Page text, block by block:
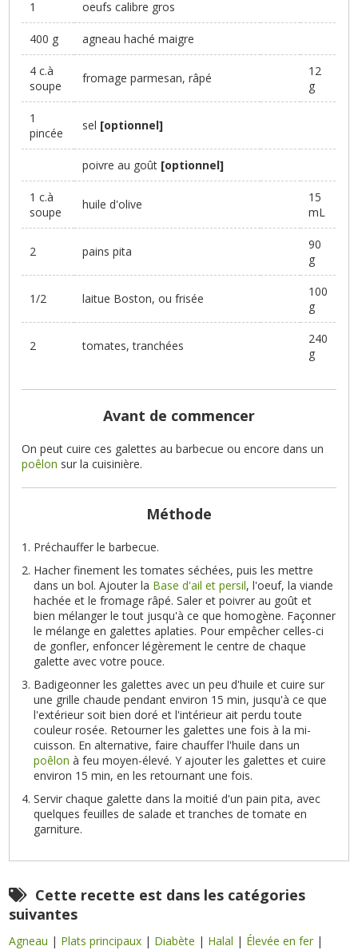
1 oeufs calibre gros
400 g agneau haché maigre
4 c.à
soupe
fromage parmesan, râpé
12
g
1
pincée
sel [optionnel]
poivre au goût [optionnel]
1 c.à
soupe
huile d'olive
15
mL
2 pains pita
90
g
1/2 laitue Boston, ou frisée
100
g
2 tomates, tranchées
240
g
Avant de commencer
On peut cuire ces galettes au barbecue ou encore dans un
poêlon sur la cuisinière.
Méthode
Préchauffer le barbecue.
Hacher finement les tomates séchées, puis les mettre
dans un bol. Ajouter la Base d'ail et persil, l'oeuf, la viande
hachée et le fromage râpé. Saler et poivrer au goût et
bien mélanger le tout jusqu'à ce que homogène. Façonner
le mélange en galettes aplaties. Pour empêcher celles-ci
de gonfler, enfoncer légèrement le centre de chaque
galette avec votre pouce.
Badigeonner les galettes avec un peu d'huile et cuire sur
une grille chaude pendant environ 15 min, jusqu'à ce que
l'extérieur soit bien doré et l'intérieur ait perdu toute
couleur rosée. Retourner les galettes une fois à la mi-
cuisson. En alternative, faire chauffer l'huile dans un
poêlon à feu moyen-élevé. Y ajouter les galettes et cuire
environ 15 min, en les retournant une fois.
Servir chaque galette dans la moitié d'un pain pita, avec
quelques feuilles de salade et tranches de tomate en
garniture.
Cette recette est dans les catégories
suivantes
Agneau | Plats principaux | Diabète | Halal | Élevée en fer |